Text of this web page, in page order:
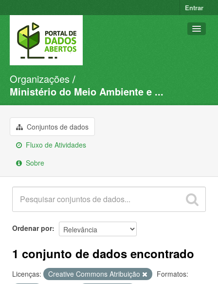
Entrar
Conjuntos de dados
Organizações
Sobre
Organizações
Ministério do Meio Ambiente e ...
Conjuntos de dados
Fluxo de Atividades
Sobre
Ordenar por
1 conjunto de dados encontrado
Licenças: Creative Commons Atribuição
Formatos: